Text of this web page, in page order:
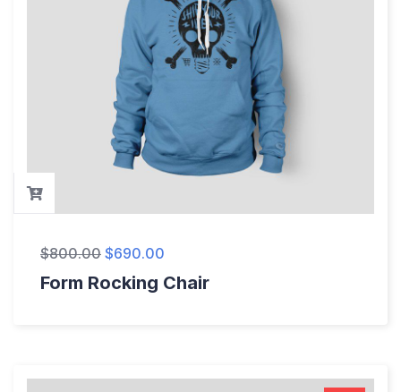
$800.00 $690.00
Form Rocking Chair